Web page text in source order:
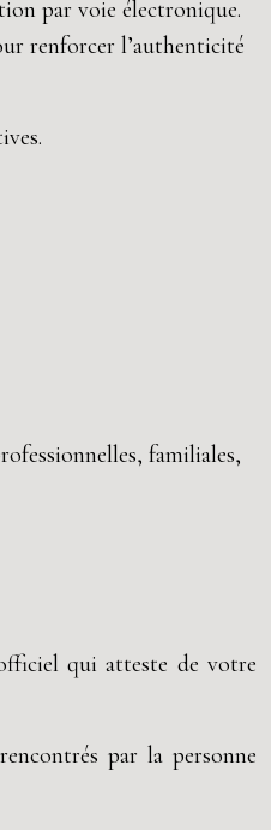
par voie électronique.
renforcer l’authenticité
familiales,
qui atteste de votre
par la personne